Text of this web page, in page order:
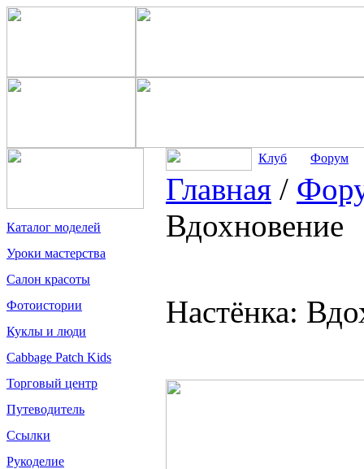
Каталог моделей
Уроки мастерства
Салон красоты
Фотоистории
Куклы и люди
Cabbage Patch Kids
Торговый центр
Путеводитель
Ссылки
Рукоделие
Клуб Форум
Главная /
Вдохновение
Настёнка: